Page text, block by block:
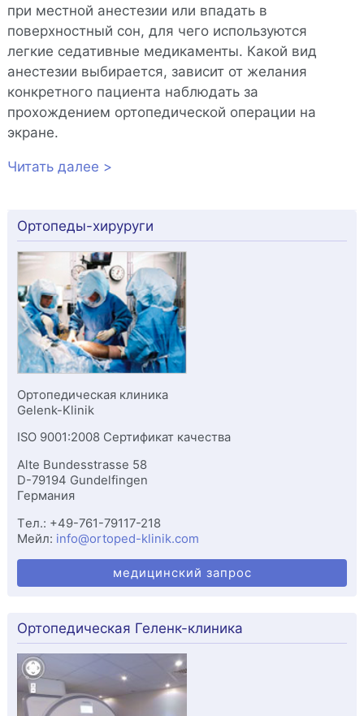
при местной анестезии или впадать в
поверхностный сон, для чего используются
легкие седативные медикаменты. Какой вид
анестезии выбирается, зависит от желания
конкретного пациента наблюдать за
прохождением ортопедической операции на
экране.
Читать далее >
Ортопеды-хируруги
Ортопедическая клиника
Gelenk-Klinik
ISO 9001:2008 Сертификат качества
Alte Bundesstrasse 58
D-79194 Gundelfingen
Германия
Tел.: +49-761-79117-218
Мейл: info@ortoped-klinik.com
медицинский запрос
Ортопедическая Геленк-клиника